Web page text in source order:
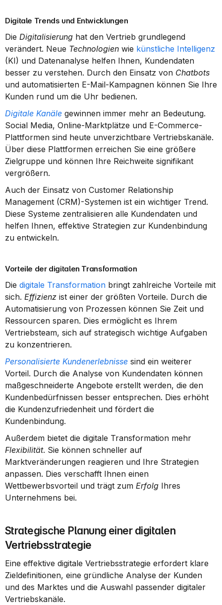
Digitale Trends und Entwicklungen
Die Digitalisierung hat den Vertrieb grundlegend
verändert. Neue Technologien wie künstliche Intelligenz
(KI) und Datenanalyse helfen Ihnen, Kundendaten
besser zu verstehen. Durch den Einsatz von Chatbots
und automatisierten E-Mail-Kampagnen können Sie Ihre
Kunden rund um die Uhr bedienen.
Digitale Kanäle gewinnen immer mehr an Bedeutung.
Social Media, Online-Marktplätze und E-Commerce-
Plattformen sind heute unverzichtbare Vertriebskanäle.
Über diese Plattformen erreichen Sie eine größere
Zielgruppe und können Ihre Reichweite signifikant
vergrößern.
Auch der Einsatz von Customer Relationship
Management (CRM)-Systemen ist ein wichtiger Trend.
Diese Systeme zentralisieren alle Kundendaten und
helfen Ihnen, effektive Strategien zur Kundenbindung
zu entwickeln.
Vorteile der digitalen Transformation
Die digitale Transformation bringt zahlreiche Vorteile mit
sich. Effizienz ist einer der größten Vorteile. Durch die
Automatisierung von Prozessen können Sie Zeit und
Ressourcen sparen. Dies ermöglicht es Ihrem
Vertriebsteam, sich auf strategisch wichtige Aufgaben
zu konzentrieren.
Personalisierte Kundenerlebnisse sind ein weiterer
Vorteil. Durch die Analyse von Kundendaten können
maßgeschneiderte Angebote erstellt werden, die den
Kundenbedürfnissen besser entsprechen. Dies erhöht
die Kundenzufriedenheit und fördert die
Kundenbindung.
Flexibilität. Sie können schneller auf
Marktveränderungen reagieren und Ihre Strategien
anpassen. Dies verschafft Ihnen einen
Wettbewerbsvorteil und trägt zum Erfolg Ihres
Unternehmens bei.
Strategische Planung einer digitalen
Vertriebsstrategie
Eine effektive digitale Vertriebsstrategie erfordert klare
Zieldefinitionen, eine gründliche Analyse der Kunden
und des Marktes und die Auswahl passender digitaler
Vertriebskanäle.